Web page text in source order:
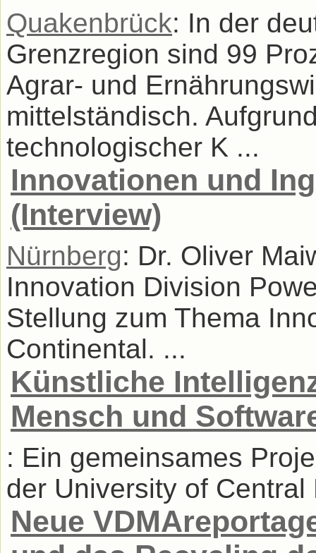
Quakenbrück: In der
Grenzregion sind 99
Agrar- und
mittelständisch.
technologischer K ...
Innovationen und
(Interview)
Nürnberg: Dr. Oliver
Innovation Division
Stellung zum Thema
Continental. ...
Künstliche
Mensch und
: Ein gemeinsames
der University of Central
Neue